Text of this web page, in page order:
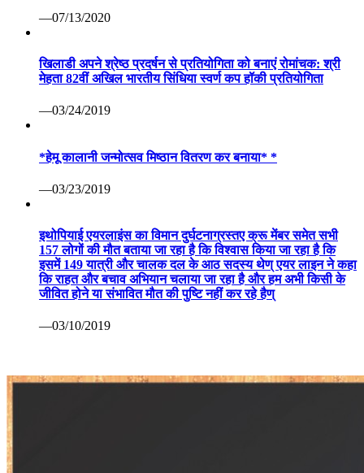
—07/13/2020
खिलाडी अपने श्रेष्ठ प्रदर्षन से प्रतियोगिता को बनाएं रोमांचक: श्री
मेहता 82वीं अखिल भारतीय सिंधिया स्वर्ण कप हॉकी प्रतियोगिता
—03/24/2019
*हेमू कालानी जन्मोत्सव मिष्ठान वितरण कर बनाया* *
—03/23/2019
इथोपियाई एयरलाइंस का विमान दुर्घटनाग्रस्तए क्रू मेंबर समेत सभी
157 लोगों की मौत बताया जा रहा है कि विश्वास किया जा रहा है कि
इसमें 149 यात्री और चालक दल के आठ सदस्य थेण् एयर लाइन ने कहा
कि राहत और बचाव अभियान चलाया जा रहा है और हम अभी किसी के
जीवित होने या संभावित मौत की पुष्टि नहीं कर रहे हैण्
—03/10/2019